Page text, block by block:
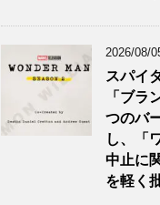
2026/08/
スパイ
「ブラ
つのバ
し、「
中止に
を軽く